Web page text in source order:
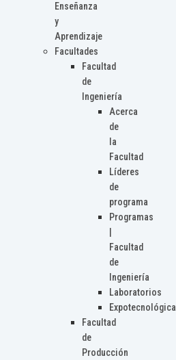
Enseñanza
y
Aprendizaje
Facultades
Facultad
de
Ingeniería
Acerca
de
la
Facultad
Líderes
de
programa
Programas
Facultad
de
Ingeniería
Laboratorios
Expotecnológica
Facultad
de
Producción